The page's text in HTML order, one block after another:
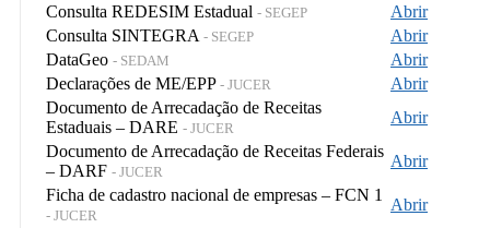
Consulta REDESIM Estadual - SEGEP
Abrir
Consulta SINTEGRA - SEGEP
Abrir
DataGeo - SEDAM
Abrir
Declarações de ME/EPP - JUCER
Abrir
Documento de Arrecadação de Receitas
Estaduais – DARE - JUCER
Abrir
Documento de Arrecadação de Receitas Federais
– DARF - JUCER
Abrir
Ficha de cadastro nacional de empresas – FCN 1
- JUCER
Abrir